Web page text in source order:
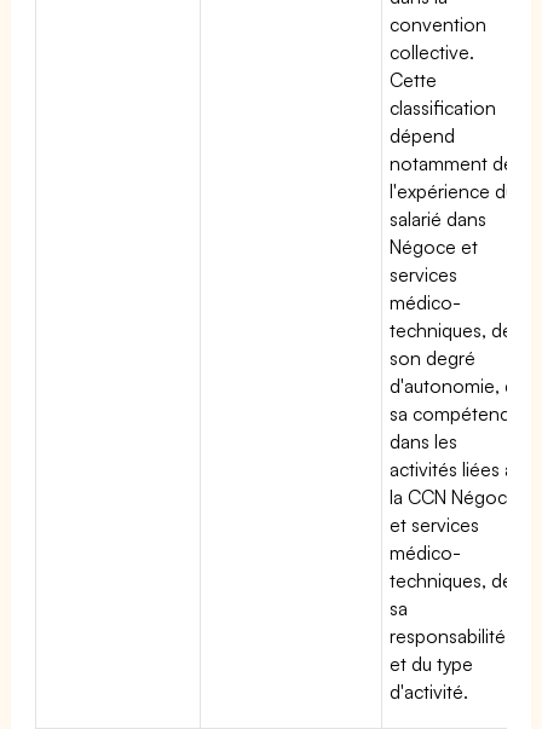
convention
collective.
Cette
classification
dépend
notamment de
l'expérience du
salarié dans
Négoce et
services
médico-
techniques, de
son degré
d'autonomie, de
sa compétence
dans les
activités liées à
la CCN Négoce
et services
médico-
techniques, de
sa
responsabilité
et du type
d'activité.